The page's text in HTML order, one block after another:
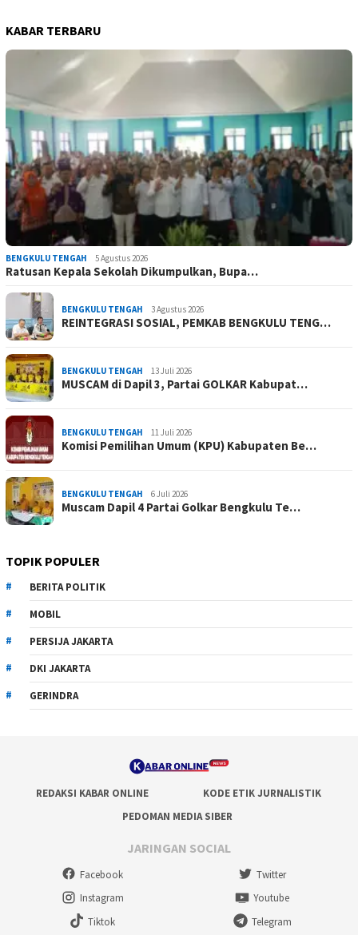
KABAR TERBARU
BENGKULU TENGAH 5 Agustus 2026
Ratusan Kepala Sekolah Dikumpulkan, Bupa…
BENGKULU TENGAH 3 Agustus 2026
REINTEGRASI SOSIAL, PEMKAB BENGKULU TENG…
BENGKULU TENGAH 13 Juli 2026
MUSCAM di Dapil 3, Partai GOLKAR Kabupat…
BENGKULU TENGAH 11 Juli 2026
Komisi Pemilihan Umum (KPU) Kabupaten Be…
BENGKULU TENGAH 6 Juli 2026
Muscam Dapil 4 Partai Golkar Bengkulu Te…
TOPIK POPULER
BERITA POLITIK
MOBIL
PERSIJA JAKARTA
DKI JAKARTA
GERINDRA
REDAKSI KABAR ONLINE
KODE ETIK JURNALISTIK
PEDOMAN MEDIA SIBER
JARINGAN SOCIAL
Facebook
Twitter
Instagram
Youtube
Tiktok
Telegram